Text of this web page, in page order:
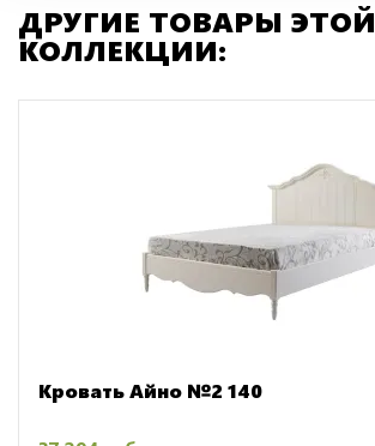
ДРУГИЕ ТОВАРЫ ЭТОЙ
КОЛЛЕКЦИИ:
Кровать Айно №2 140